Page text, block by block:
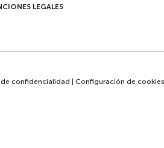
LEGALES
confidencialidad Configuración de cookies